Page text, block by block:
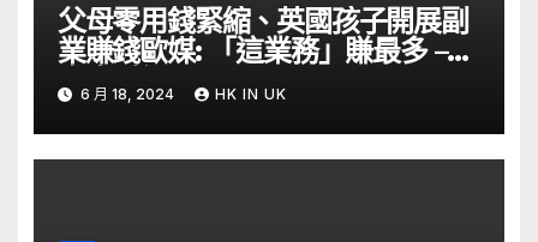
父母零用錢緊縮、英國孩子開展副
業賺錢歐媒: 「這業務」賺最多 –
自由財經
6 月 18, 2024 HK IN UK